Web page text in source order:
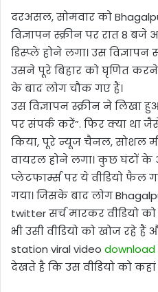
दरअसल, सोमवार को
विज्ञापन स्क्रीन पर रात 8
डिस्प्ले होने लगा। उस
उसने पूरे बिहार को घृणित
के बाद लोग चौक गए हैं।
उस विज्ञापन स्क्रीन ने लिखा
पर संपर्क करें”. फिर क्या था
किया, पूरे न्यूज चैनल, सोशल
वायरल होने लगा। कुछ घंटों के
प्लेटफार्म्स पर ये वीडियो फैल
गया। जिसके बाद लोग
twitter सर्च मारकर वीडियो
भी उसी वीडियो को खोज रहे हैं
station viral video download
देखते है कि उस वीडियो को